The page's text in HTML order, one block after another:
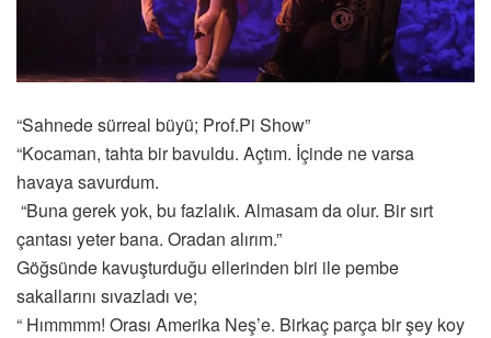
“Sahnede sürreal büyü; Prof.Pi Show”
“Kocaman, tahta bir bavuldu. Açtım. İçinde ne varsa
havaya savurdum.
“Buna gerek yok, bu fazlalık. Almasam da olur. Bir sırt
çantası yeter bana. Oradan alırım.”
Göğsünde kavuşturduğu ellerinden biri ile pembe
sakallarını sıvazladı ve;
“ Hımmmm! Orası Amerika Neş’e. Birkaç parça bir şey koy